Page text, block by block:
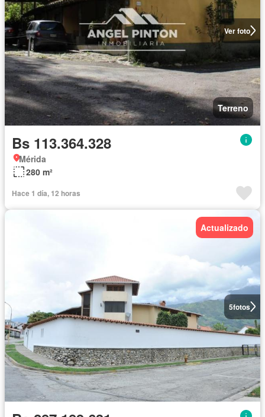
Ver foto
Terreno
Bs 113.364.328
Mérida
280 m²
Hace 1 día, 12 horas
5fotos
Actualizado